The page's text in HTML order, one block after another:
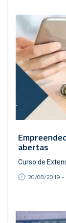
abertas
Curso de
20/08/2019 -